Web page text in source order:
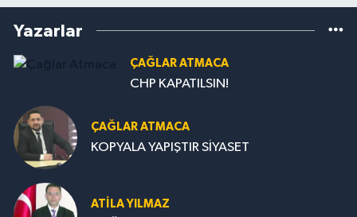
Yazarlar
ÇAĞLAR ATMACA
CHP KAPATILSIN!
ÇAĞLAR ATMACA
KOPYALA YAPIŞTIR SİYASET
ATILA YILMAZ